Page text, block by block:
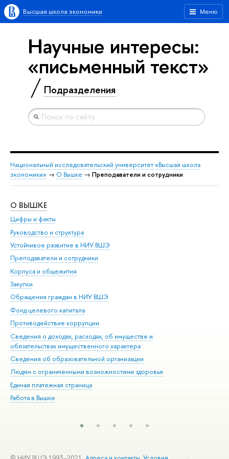
Меню
Высшая школа экономики
Научные интересы:
«письменный текст»
Подразделения
Национальный исследовательский университет «Высшая школа
экономики» → О Вышке → Преподаватели и сотрудники
О ВЫШКЕ
Цифры и факты
Руководство и структура
Устойчивое развитие в НИУ ВШЭ
Преподаватели и сотрудники
Корпуса и общежития
Закупки
Обращения граждан в НИУ ВШЭ
Фонд целевого капитала
Противодействие коррупции
Сведения о доходах, расходах, об имуществе и
обязательствах имущественного характера
Сведения об образовательной организации
Людям с ограниченными возможностями здоровья
Единая платежная страница
Работа в Вышке